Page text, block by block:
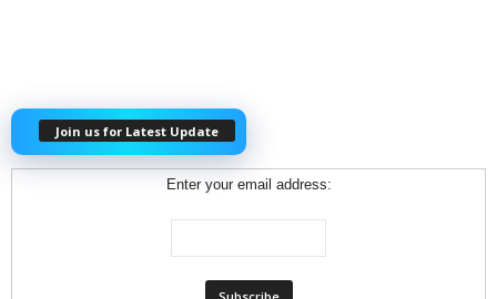
Join us for Latest Update
Enter your email address: